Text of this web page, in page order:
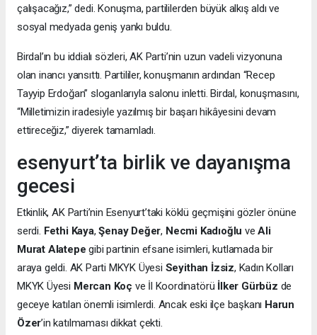
çalışacağız,” dedi. Konuşma, partililerden büyük alkış aldı ve
sosyal medyada geniş yankı buldu.
Birdal’ın bu iddialı sözleri, AK Parti’nin uzun vadeli vizyonuna
olan inancı yansıttı. Partililer, konuşmanın ardından “Recep
Tayyip Erdoğan” sloganlarıyla salonu inletti. Birdal, konuşmasını,
“Milletimizin iradesiyle yazılmış bir başarı hikâyesini devam
ettireceğiz,” diyerek tamamladı.
esenyurt’ta birlik ve dayanışma
gecesi
Etkinlik, AK Parti’nin Esenyurt’taki köklü geçmişini gözler önüne
serdi. Fethi Kaya,Şenay Değer, Necmi Kadıoğlu veAli
Murat Alatepe gibi partinin efsane isimleri, kutlamada bir
araya geldi. AK Parti MKYK Üyesi Seyithan İzsiz, Kadın Kolları
MKYK Üyesi Mercan Koç ve İl Koordinatörü İlker Gürbüz de
geceye katılan önemli isimlerdi. Ancak eski ilçe başkanı Harun
Özer’in katılmaması dikkat çekti.